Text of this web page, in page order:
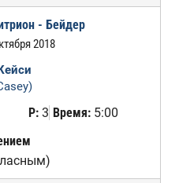
- Бейдер
2018
Р:3 Время:5:00